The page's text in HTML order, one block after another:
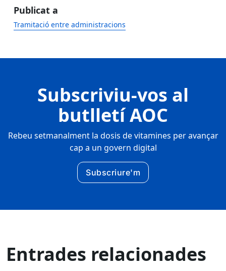
Publicat a
Tramitació entre administracions
Subscriviu-vos al
butlletí AOC
Rebeu setmanalment la dosis de vitamines per avançar
cap a un govern digital
Subscriure'm
Entrades relacionades